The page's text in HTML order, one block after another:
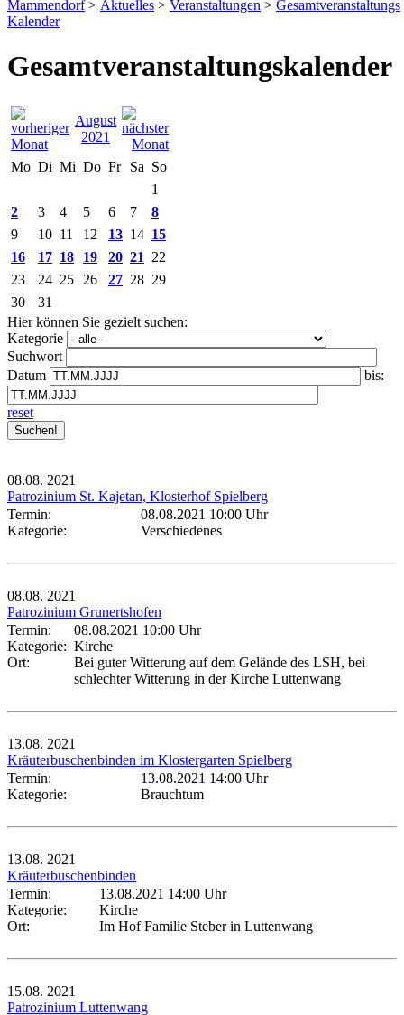
Mammendorf> Aktuelles > Veranstaltungen > Gesamtveranstaltungs
Kalender
Gesamtveranstaltungskalender
August
2021
Mo Di Mi Do Fr Sa So
1
2
3 4 5 6 7
8
9
10 11 12 13 14 15
16
17 18 19 20 21
22
23
24 25 26 27 28 29
30
31
Hier können Sie gezielt suchen:
Kategorie
Suchwort
Datum
bis:
reset
08.08. 2021
Patrozinium St. Kajetan, Klosterhof Spielberg
Termin:
08.08.2021 10:00 Uhr
Kategorie:
Verschiedenes
08.08. 2021
Patrozinium Grunertshofen
Termin:
08.08.2021 10:00 Uhr
Kategorie: Kirche
Ort:
Bei guter Witterung auf dem Gelände des LSH, bei
schlechter Witterung in der Kirche Luttenwang
13.08. 2021
Kräuterbuschenbinden im Klostergarten Spielberg
Termin:
13.08.2021 14:00 Uhr
Kategorie:
Brauchtum
13.08. 2021
Kräuterbuschenbinden
Termin:
13.08.2021 14:00 Uhr
Kategorie:
Kirche
Ort:
Im Hof Familie Steber in Luttenwang
15.08. 2021
Patrozinium Luttenwang